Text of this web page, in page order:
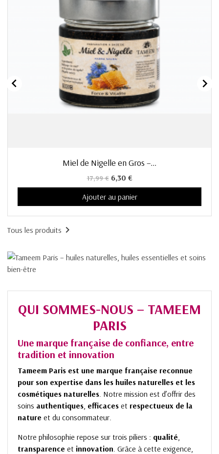

Miel de Nigelle en Gros –...
Prix de base
17,99 € Prix
6,30 €
Ajouter au panier

Tous les produits 
QUI SOMMES-NOUS – TAMEEM
PARIS
Une marque française de confiance, entre
tradition et innovation
Tameem Paris est une marque française reconnue
pour son expertise dans les huiles naturelles et les
cosmétiques naturelles . Notre mission est d’offrir des
soins authentiques efficaces et respectueux de la
nature et du consommateur.
Notre philosophie repose sur trois piliers : qualité
transparence et innovation . Grâce à cette exigence,